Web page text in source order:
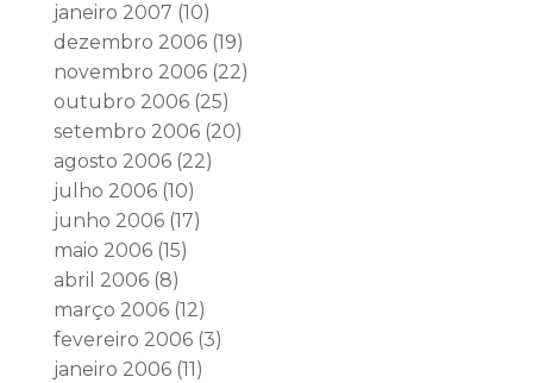
janeiro 2007 (10)
dezembro 2006(19)
novembro 2006(22)
outubro 2006(25)
setembro 2006(20)
agosto 2006(22)
julho 2006(10)
junho 2006(17)
maio 2006(15)
abril 2006(8)
março 2006(12)
fevereiro 2006(3)
janeiro 2006(11)